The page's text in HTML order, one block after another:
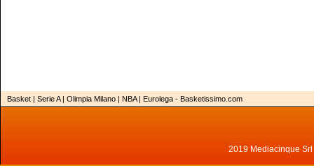
Basket | Serie A | Olimpia Milano | NBA | Eurolega - Basketissimo.com
2019 Mediacinque Srl